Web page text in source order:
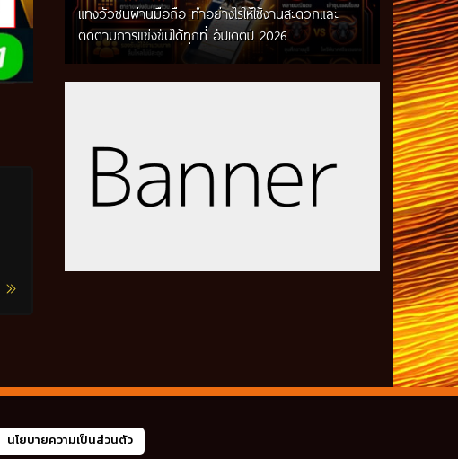
แทงวัวชนผ่านมือถือ ทำอย่างไรให้ใช้งานสะดวกและ
ติดตามการแข่งขันได้ทุกที่ อัปเดตปี 2026
นโยบายความเป็นส่วนตัว